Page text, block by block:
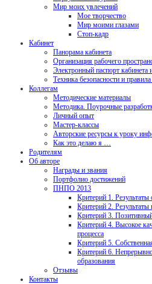
Мир моих увлечений
Мое творчество
Мир моими глазами
Стоп-кадр
Кабинет
Панорама кабинета
Организация рабочего
Электронный паспорт
Техника безопасности и
Коллегам
Методические материалы
Методика. Поурочные
Личный опыт
Мастер-классы
Авторские ресурсы к уроку
Как это делаю я …
Родителям
Об авторе
Награды и звания
Портфолио достижений
ПНПО 2013
Критерий 1. Результаты
Критерий 2. Результаты
Критерий 3.
Критерий 4. Высокое
процесса
Критерий 5.
Критерий 6.
образования
Отзывы
Контакты